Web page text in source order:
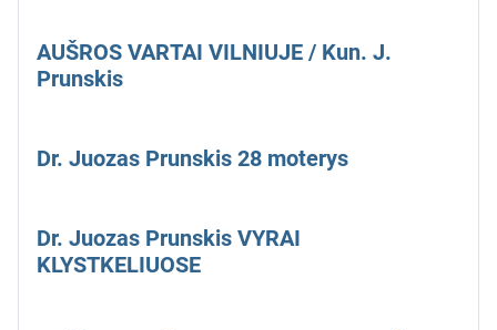
AUŠROS VARTAI VILNIUJE / Kun. J.
Prunskis
Dr. Juozas Prunskis 28 moterys
Dr. Juozas Prunskis VYRAI
KLYSTKELIUOSE